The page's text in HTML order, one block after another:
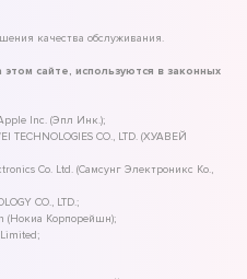
качества обслуживания.
сайте, используются в законных
Inc. (Эпл Инк.);
TECHNOLOGIES CO., LTD. (ХУАВЕЙ
Co. Ltd. (Самсунг Электроникс Ко.,
CO., LTD.;
(Нокиа Корпорейшн);